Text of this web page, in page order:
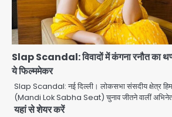
Slap Scandal: विवादों में कंगना रनौत का
ये फिल्ममेकर
Slap Scandal: नई दिल्ली। लोकसभा संसदीय क्षेत्र
(Mandi Lok Sabha Seat) चुनाव जीतने वालीं
यहां से शेयर करें
4
Noida Bal
Notice: सेक्टर-21 के
बिना खिड़की-वेंटिलेशन
8वीं की क्लास,
भेजा नोटिस
Avinash Kumar
5
राहुल गांधी प्रयागराज
बेटी मिराया; केपी
सिर्फ 5 हजार मौजूद
Avinash Kumar